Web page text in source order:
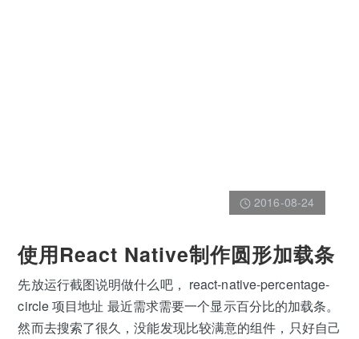
2016-08-24
使用React Native制作圆形加载条
先放运行截图说明做什么吧， react-native-percentage-
circle 项目地址 最近需求需要一个显示百分比的加载条。
然而去搜索了很久，没能发现比较满意的组件，只好自己